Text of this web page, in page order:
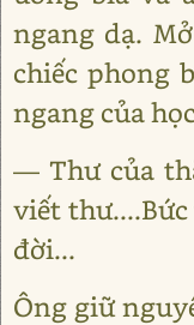
ngang dạ.
chiếc phong
ngang của
― Thư của
viết
đời...
Ông giữ